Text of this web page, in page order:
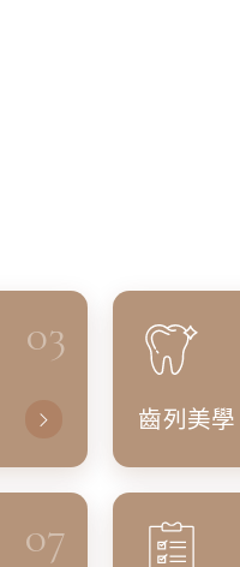
03
齒列美學
07